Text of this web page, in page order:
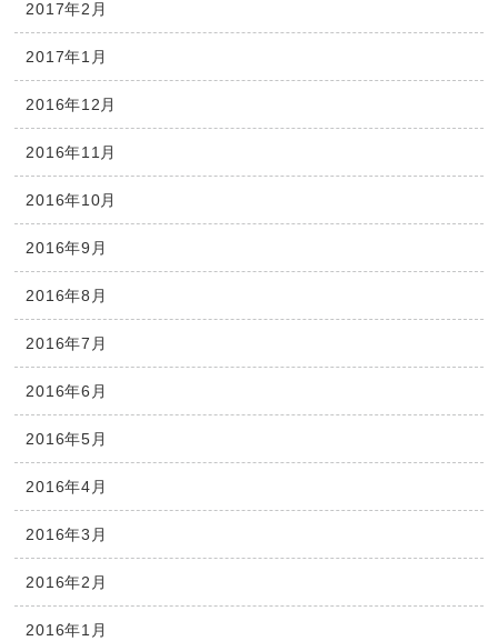
2017年2月
2017年1月
2016年12月
2016年11月
2016年10月
2016年9月
2016年8月
2016年7月
2016年6月
2016年5月
2016年4月
2016年3月
2016年2月
2016年1月